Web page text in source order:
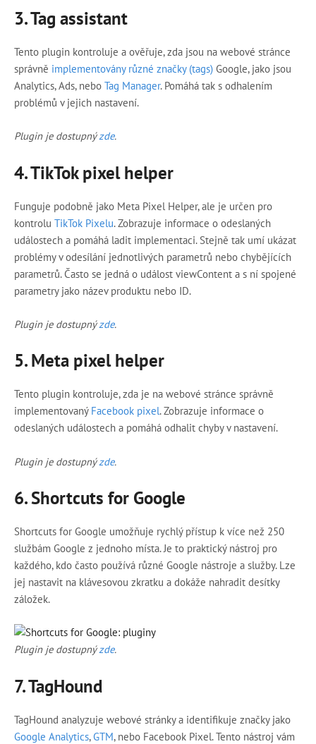
3.Tag assistant
Tento plugin kontroluje a ověřuje, zda jsou na webové stránce
správně implementovány různé značky (tags) Google, jako jsou
Analytics, Ads, nebo Tag Manager. Pomáhá tak s odhalením
problémů v jejich nastavení.
Plugin je dostupnýzde.
4.TikTok pixel helper
Funguje podobně jako Meta Pixel Helper, ale je určen pro
kontrolu TikTok Pixelu. Zobrazuje informace o odeslaných
událostech a pomáhá ladit implementaci. Stejně tak umí ukázat
problémy v odesílání jednotlivých parametrů nebo chybějících
parametrů. Často se jedná o událost viewContent a s ní spojené
parametry jako název produktu nebo ID.
Plugin je dostupnýzde.
5.Meta pixel helper
Tento plugin kontroluje, zda je na webové stránce správně
implementovaný Facebook pixel. Zobrazuje informace o
odeslaných událostech a pomáhá odhalit chyby v nastavení.
Plugin je dostupnýzde.
6.Shortcuts for Google
Shortcuts for Google umožňuje rychlý přístup k více než 250
službám Google z jednoho místa. Je to praktický nástroj pro
každého, kdo často používá různé Google nástroje a služby. Lze
jej nastavit na klávesovou zkratku a dokáže nahradit desítky
záložek.
Plugin je dostupnýzde.
7.TagHound
TagHound analyzuje webové stránky a identifikuje značky jako
Google Analytics,GTM, nebo Facebook Pixel. Tento nástroj vám